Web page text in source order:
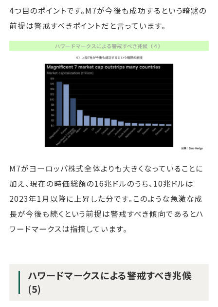
4つ目のポイントです。M7が今後も成功するという暗黙の
前提は警戒すべきポイントだと言っています。
M7がヨーロッパ株式全体よりも大きくなっていることに
加え、現在の時価総額の16兆ドルのうち、10兆ドルは
2023年1月以降に上昇した分です。このような急激な成
長が今後も続くという前提は警戒すべき傾向であるとハ
ワードマークスは指摘しています。
ハワードマークスによる警戒すべき兆候
(5)